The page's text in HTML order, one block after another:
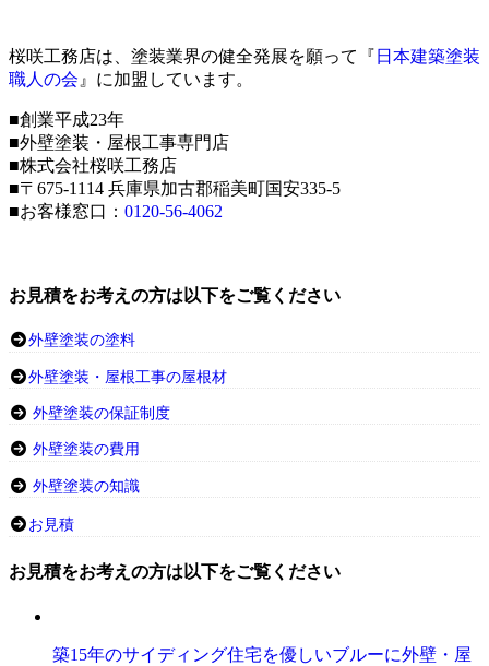
桜咲工務店は、塗装業界の健全発展を願って『 日本建築塗装
職人の会 』に加盟しています。
■創業平成23年
■外壁塗装・屋根工事専門店
■株式会社桜咲工務店
■〒675-1114 兵庫県加古郡稲美町国安335-5
■お客様窓口： 0120-56-4062
お見積をお考えの方は以下をご覧ください
外壁塗装の塗料
外壁塗装・屋根工事の屋根材
外壁塗装の保証制度
外壁塗装の費用
外壁塗装の知識
お見積
お見積をお考えの方は以下をご覧ください
築15年のサイディング住宅を優しいブルーに外壁・屋